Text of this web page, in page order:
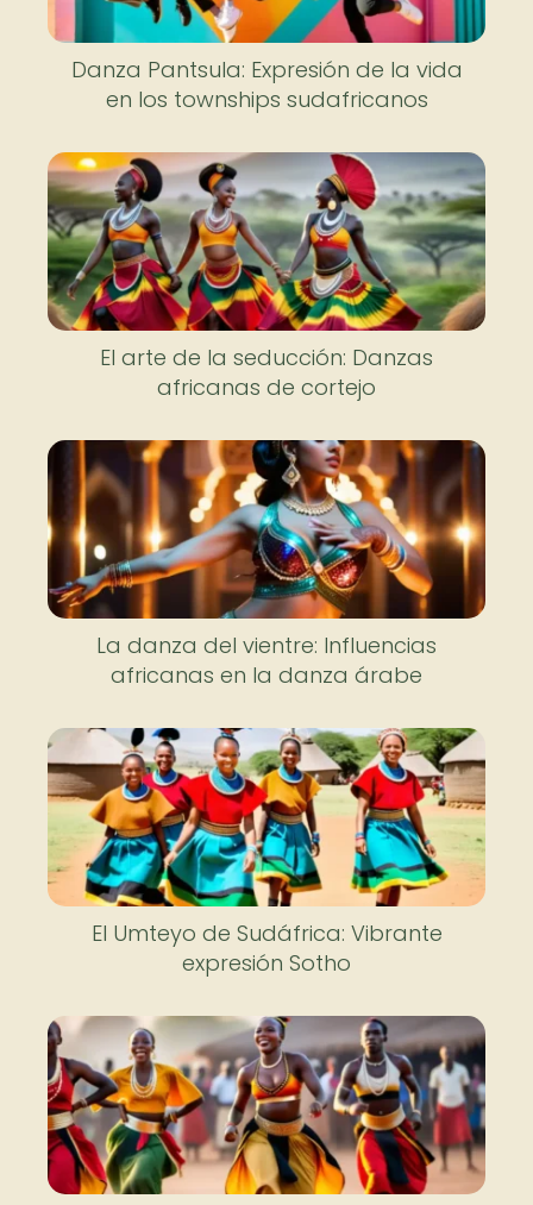
Danza Pantsula: Expresión de la vida
en los townships sudafricanos
El arte de la seducción: Danzas
africanas de cortejo
La danza del vientre: Influencias
africanas en la danza árabe
El Umteyo de Sudáfrica: Vibrante
expresión Sotho